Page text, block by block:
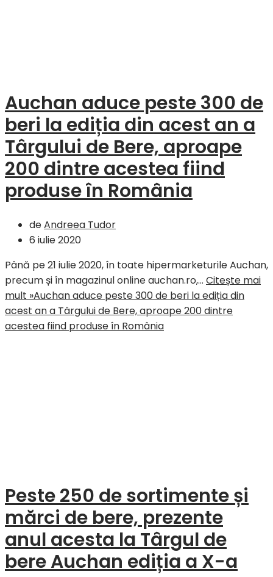
Auchan aduce peste 300 de
beri la ediția din acest an a
Târgului de Bere, aproape
200 dintre acestea fiind
produse în România
deAndreea Tudor
6 iulie 2020
Până pe 21 iulie 2020, în toate hipermarketurile Auchan,
precum și în magazinul online auchan.ro,… Citește mai
mult »Auchan aduce peste 300 de beri la ediția din
acest an a Târgului de Bere, aproape 200 dintre
acestea fiind produse în România
Peste 250 de sortimente și
mărci de bere, prezente
anul acesta la Târgul de
bere Auchan ediția a X-a